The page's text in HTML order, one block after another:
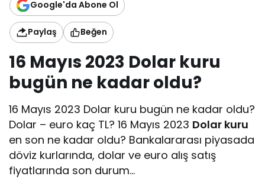
Google'da Abone Ol
Paylaş Beğen
16 Mayıs 2023 Dolar kuru
bugün ne kadar oldu?
16 Mayıs 2023 Dolar kuru bugün ne kadar oldu?
Dolar – euro kaç TL? 16 Mayıs 2023 Dolar kuru
en son ne kadar oldu? Bankalararası piyasada
döviz kurlarında, dolar ve euro alış satış
fiyatlarında son durum…